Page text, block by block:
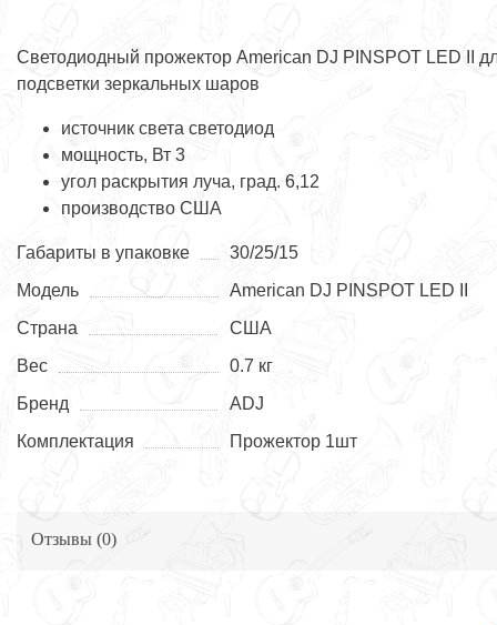
Cветодиодный прожектор American DJ PINSPOT LED II
подсветки зеркальных шаров
источник света светодиод
мощность, Вт 3
угол раскрытия луча, град. 6,12
производство США
Габариты в упаковке
30/25/15
Модель
American DJ PINSPOT LED II
Страна
США
Вес
0.7 кг
Бренд
ADJ
Комплектация
Прожектор 1шт
Отзывы (0)